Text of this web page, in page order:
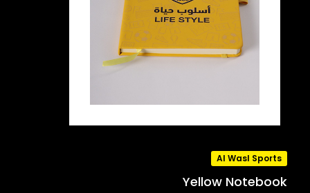
Al Wasl Sports
Yellow Notebook